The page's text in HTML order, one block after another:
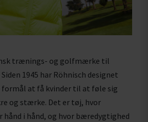
trænings- og golfmærke til
1945 har Röhnisch designet
formål at få kvinder til at føle sig
og stærke. Det er tøj, hvor
i hånd, og hvor bæredygtighed